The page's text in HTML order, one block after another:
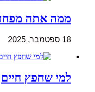
ממה אתה
18 ספטמבר, 2025
למי שחפץ חיים